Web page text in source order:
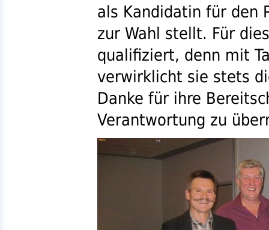
als Kandidatin für den
zur Wahl stellt. Für
qualifiziert, denn mit
verwirklicht sie stets
Danke für ihre
Verantwortung zu